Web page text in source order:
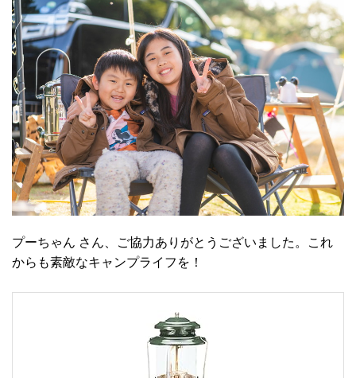
プーちゃん さん、ご協力ありがとうございました。これ
からも素敵なキャンプライフを！